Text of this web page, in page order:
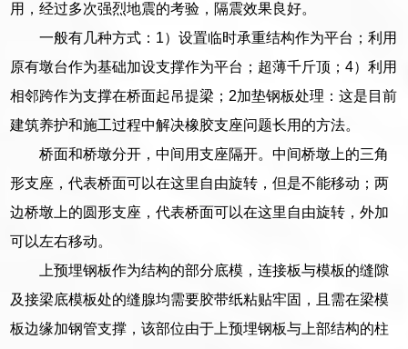
用，经过多次强烈地震的考验，隔震效果良好。
一般有几种方式：1）设置临时承重结构作为平台；利用
原有墩台作为基础加设支撑作为平台；超薄千斤顶；4）利用
相邻跨作为支撑在桥面起吊提梁；2加垫钢板处理：这是目前
建筑养护和施工过程中解决橡胶支座问题长用的方法。
桥面和桥墩分开，中间用支座隔开。中间桥墩上的三角
形支座，代表桥面可以在这里自由旋转，但是不能移动；两
边桥墩上的圆形支座，代表桥面可以在这里自由旋转，外加
可以左右移动。
上预埋钢板作为结构的部分底模，连接板与模板的缝隙
及接梁底模板处的缝腺均需要胶带纸粘贴牢固，且需在梁模
板边缘加钢管支撑，该部位由于上预埋钢板与上部结构的柱